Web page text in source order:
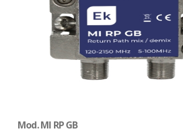
Mod. MI RP GB